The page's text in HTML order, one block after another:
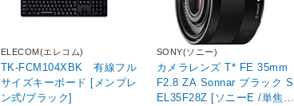
ELECOM(エレコム)
TK-FCM104XBK 有線フル
サイズキーボード [メンブレ
ン式/ブラック]
SONY(ソニー)
カメラレンズ T* FE 35mm
F2.8 ZA Sonnar ブラック S
EL35F28Z [ソニーE /単焦点